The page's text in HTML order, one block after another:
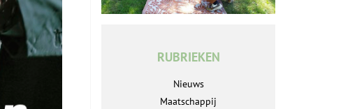
RUBRIEKEN
Nieuws
Maatschappij